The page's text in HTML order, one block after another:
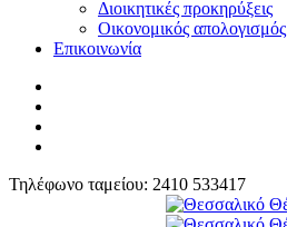
Διοικητικές προκηρύξεις
Οικονομικός απολογισμός
Επικοινωνία
Τηλέφωνο ταμείου: 2410 533417